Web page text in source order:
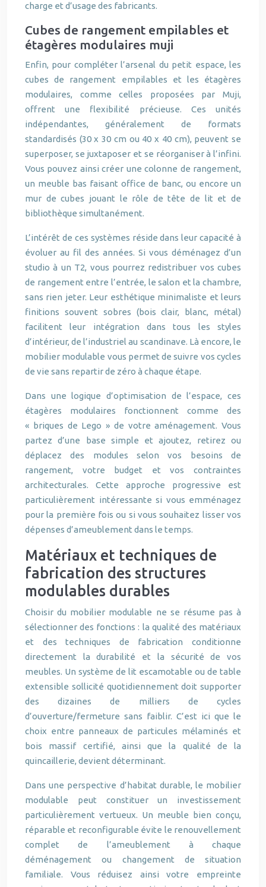
charge et d’usage des fabricants.
Cubes de rangement empilables et
étagères modulaires muji
Enfin, pour compléter l’arsenal du petit espace, les
cubes de rangement empilables et les étagères
modulaires, comme celles proposées par Muji,
offrent une flexibilité précieuse. Ces unités
indépendantes, généralement de formats
standardisés (30 x 30 cm ou 40 x 40 cm), peuvent se
superposer, se juxtaposer et se réorganiser à l’infini.
Vous pouvez ainsi créer une colonne de rangement,
un meuble bas faisant office de banc, ou encore un
mur de cubes jouant le rôle de tête de lit et de
bibliothèque simultanément.
L’intérêt de ces systèmes réside dans leur capacité à
évoluer au fil des années. Si vous déménagez d’un
studio à un T2, vous pourrez redistribuer vos cubes
de rangement entre l’entrée, le salon et la chambre,
sans rien jeter. Leur esthétique minimaliste et leurs
finitions souvent sobres (bois clair, blanc, métal)
facilitent leur intégration dans tous les styles
d’intérieur, de l’industriel au scandinave. Là encore, le
mobilier modulable vous permet de suivre vos cycles
de vie sans repartir de zéro à chaque étape.
Dans une logique d’optimisation de l’espace, ces
étagères modulaires fonctionnent comme des
« briques de Lego » de votre aménagement. Vous
partez d’une base simple et ajoutez, retirez ou
déplacez des modules selon vos besoins de
rangement, votre budget et vos contraintes
architecturales. Cette approche progressive est
particulièrement intéressante si vous emménagez
pour la première fois ou si vous souhaitez lisser vos
dépenses d’ameublement dans le temps.
Matériaux et techniques de
fabrication des structures
modulables durables
Choisir du mobilier modulable ne se résume pas à
sélectionner des fonctions : la qualité des matériaux
et des techniques de fabrication conditionne
directement la durabilité et la sécurité de vos
meubles. Un système de lit escamotable ou de table
extensible sollicité quotidiennement doit supporter
des dizaines de milliers de cycles
d’ouverture/fermeture sans faiblir. C’est ici que le
choix entre panneaux de particules mélaminés et
bois massif certifié, ainsi que la qualité de la
quincaillerie, devient déterminant.
Dans une perspective d’habitat durable, le mobilier
modulable peut constituer un investissement
particulièrement vertueux. Un meuble bien conçu,
réparable et reconfigurable évite le renouvellement
complet de l’ameublement à chaque
déménagement ou changement de situation
familiale. Vous réduisez ainsi votre empreinte